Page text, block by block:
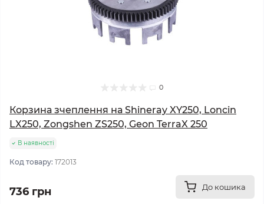
0
Корзина зчеплення на Shineray XY250, Loncin
LX250, Zongshen ZS250, Geon TerraX 250
В наявності
Код товару: 172013
736 грн До кошика